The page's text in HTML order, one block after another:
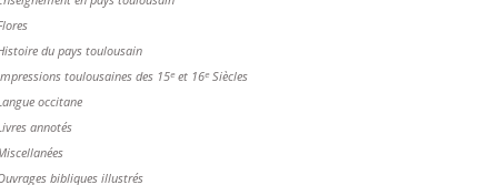
du pays toulousain
toulousaines des 15ᵉ et 16ᵉ Siècles
occitane
annotés
bibliques illustrés